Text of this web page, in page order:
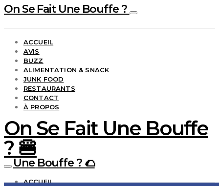
On Se Fait Une Bouffe ?
ACCUEIL
AVIS
BUZZ
ALIMENTATION & SNACK
JUNK FOOD
RESTAURANTS
CONTACT
À PROPOS
On Se Fait Une Bouffe
? 🍔
Une Bouffe ? 🌮
ACCUEIL